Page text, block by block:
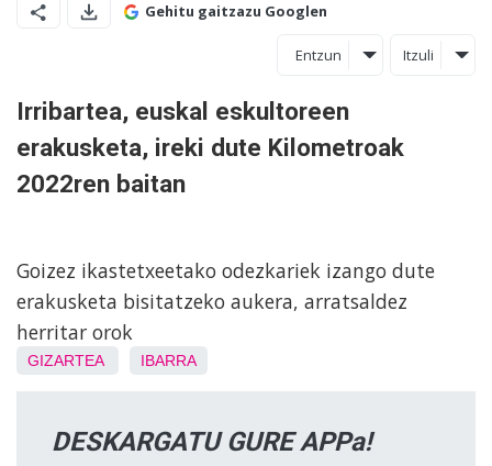
Gehitu gaitzazu Googlen
Entzun Itzuli
Irribartea, euskal eskultoreen
erakusketa, ireki dute Kilometroak
2022ren baitan
Goizez ikastetxeetako odezkariek izango dute
erakusketa bisitatzeko aukera, arratsaldez
herritar orok
GIZARTEA IBARRA
DESKARGATU GURE APPa!